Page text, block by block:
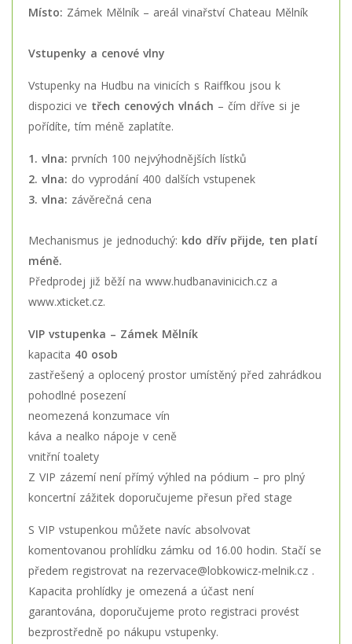
Místo: Zámek Mělník – areál vinařství Chateau Mělník
Vstupenky a cenové vlny
Vstupenky na Hudbu na vinicích s Raiffkou jsou k
dispozici ve třech cenových vlnách – čím dříve si je
pořídíte, tím méně zaplatíte.
1. vlna: prvních 100 nejvýhodnějších lístků
2. vlna: do vyprodání 400 dalších vstupenek
3. vlna: závěrečná cena
Mechanismus je jednoduchý: kdo dřív přijde, ten platí
méně.
Předprodej již běží na www.hudbanavinicich.cz a
www.xticket.cz.
VIP vstupenka – Zámek Mělník
kapacita 40 osob
zastřešený a oplocený prostor umístěný před zahrádkou
pohodlné posezení
neomezená konzumace vín
káva a nealko nápoje v ceně
vnitřní toalety
Z VIP zázemí není přímý výhled na pódium – pro plný
koncertní zážitek doporučujeme přesun před stage
S VIP vstupenkou můžete navíc absolvovat
komentovanou prohlídku zámku od 16.00 hodin. Stačí se
předem registrovat na rezervace@lobkowicz-melnik.cz .
Kapacita prohlídky je omezená a účast není
garantována, doporučujeme proto registraci provést
bezprostředně po nákupu vstupenky.